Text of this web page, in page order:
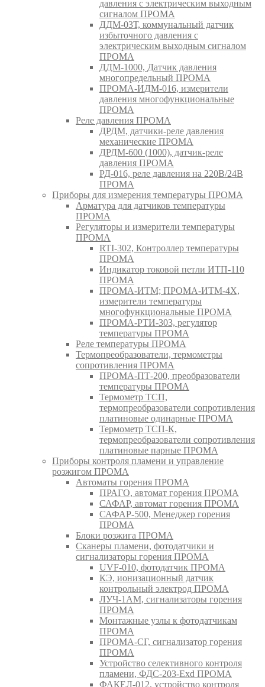
давления с электрическим выходным
сигналом ПРОМА
ДДМ-03Т, коммунальный датчик
избыточного давления с
электрическим выходным сигналом
ПРОМА
ДДМ-1000, Датчик давления
многопредельный ПРОМА
ПРОМА-ИДМ-016, измерители
давления многофункциональные
ПРОМА
Реле давления ПРОМА
ДРДМ, датчики-реле давления
механические ПРОМА
ДРДМ-600 (1000), датчик-реле
давления ПРОМА
РД-016, реле давления на 220В/24В
ПРОМА
Приборы для измерения температуры ПРОМА
Арматура для датчиков температуры
ПРОМА
Регуляторы и измерители температуры
ПРОМА
RTI-302, Контроллер температуры
ПРОМА
Индикатор токовой петли ИТП-110
ПРОМА
ПРОМА-ИТМ; ПРОМА-ИТМ-4Х,
измерители температуры
многофункциональные ПРОМА
ПРОМА-РТИ-303, регулятор
температуры ПРОМА
Реле температуры ПРОМА
Термопреобразователи, термометры
сопротивления ПРОМА
ПРОМА-ПТ-200, преобразователи
температуры ПРОМА
Термометр ТСП,
термопреобразователи сопротивления
платиновые одинарные ПРОМА
Термометр ТСП-К,
термопреобразователи сопротивления
платиновые парные ПРОМА
Приборы контроля пламени и управление
розжигом ПРОМА
Автоматы горения ПРОМА
ПРАГО, автомат горения ПРОМА
САФАР, автомат горения ПРОМА
САФАР-500, Менеджер горения
ПРОМА
Блоки розжига ПРОМА
Сканеры пламени, фотодатчики и
сигнализаторы горения ПРОМА
UVF-010, фотодатчик ПРОМА
КЭ, ионизационный датчик
контрольный электрод ПРОМА
ЛУЧ-1АМ, сигнализаторы горения
ПРОМА
Монтажные узлы к фотодатчикам
ПРОМА
ПРОМА-СГ, сигнализатор горения
ПРОМА
Устройство селективного контроля
пламени, ФДС-203-Exd ПРОМА
ФАКЕЛ-012, устройство контроля